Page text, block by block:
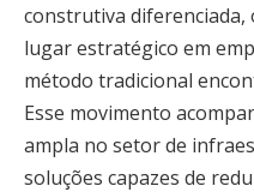
construtiva
lugar estratégico em
método tradicional
Esse movimento
ampla no setor de
soluções capazes de